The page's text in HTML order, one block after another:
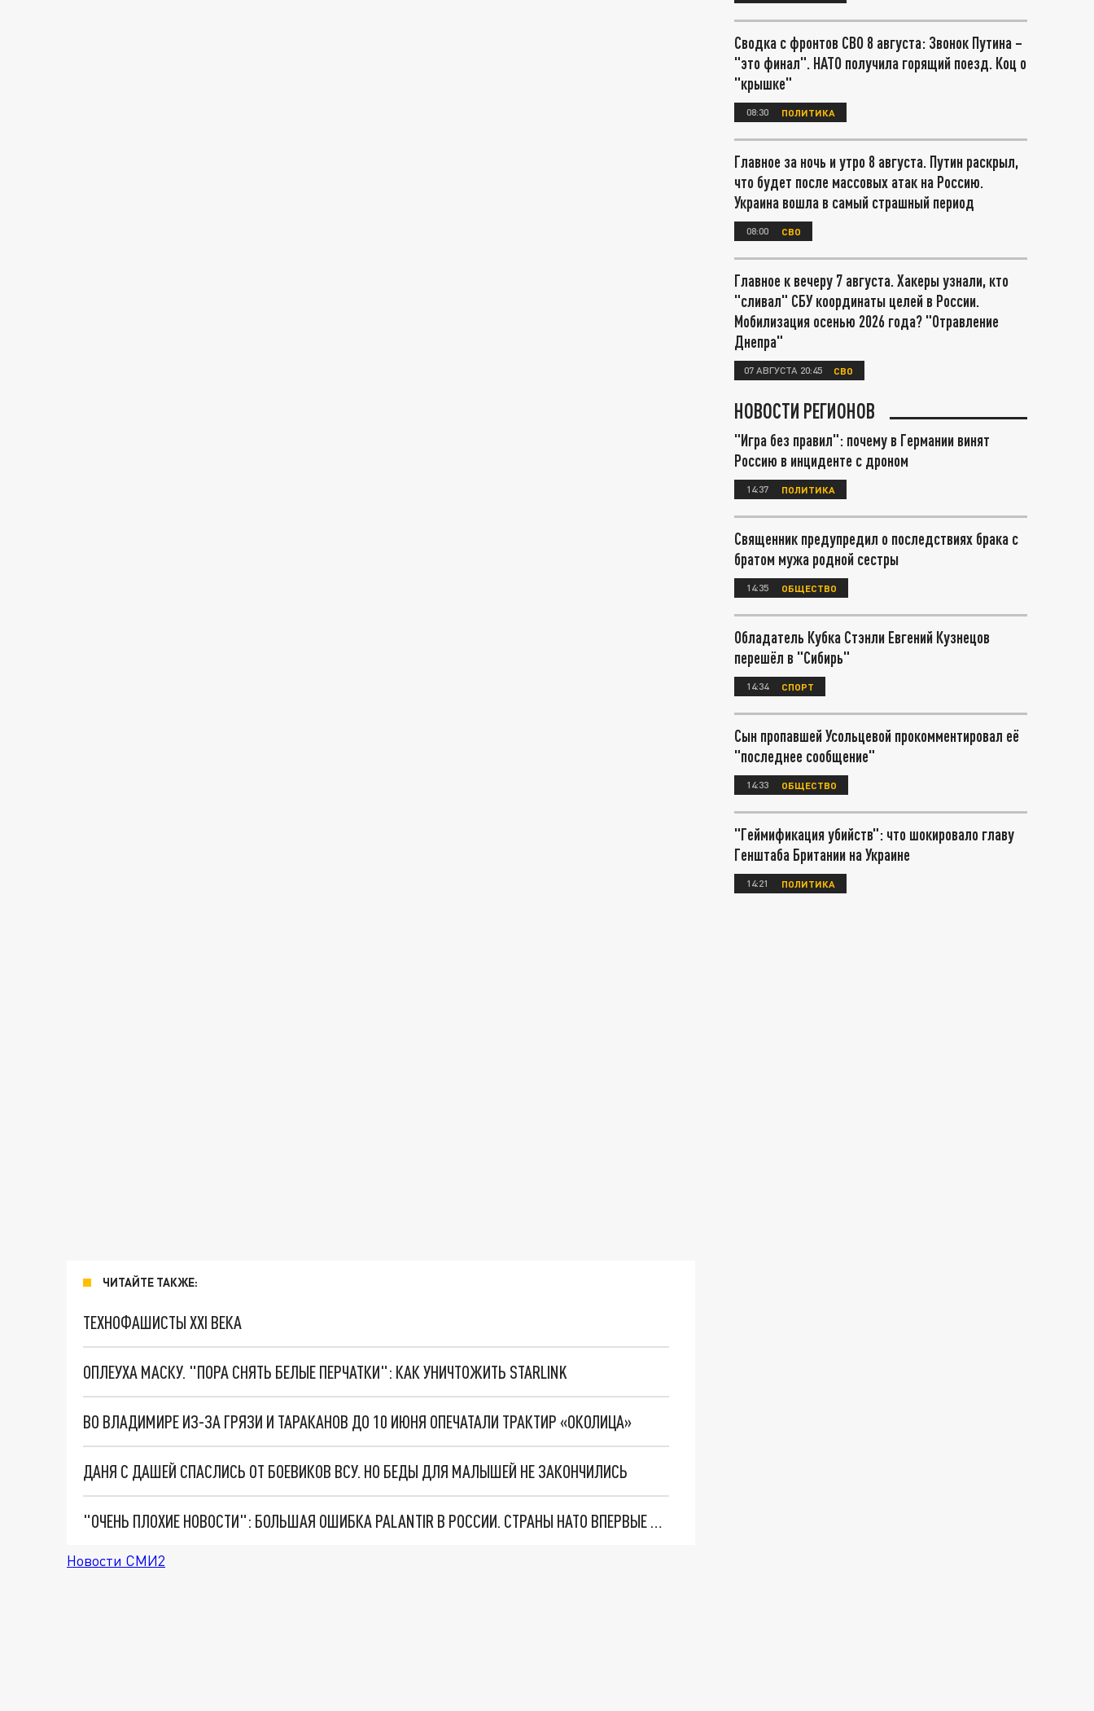
ЧИТАЙТЕ ТАКЖЕ:
ТЕХНОФАШИСТЫ XXI ВЕКА
ОПЛЕУХА МАСКУ. "ПОРА СНЯТЬ БЕЛЫЕ ПЕРЧАТКИ": КАК УНИЧТОЖИТЬ STARLINK
ВО ВЛАДИМИРЕ ИЗ-ЗА ГРЯЗИ И ТАРАКАНОВ ДО 10 ИЮНЯ ОПЕЧАТАЛИ ТРАКТИР «ОКОЛИЦА»
ДАНЯ С ДАШЕЙ СПАСЛИСЬ ОТ БОЕВИКОВ ВСУ. НО БЕДЫ ДЛЯ МАЛЫШЕЙ НЕ ЗАКОНЧИЛИСЬ
"ОЧЕНЬ ПЛОХИЕ НОВОСТИ": БОЛЬШАЯ ОШИБКА PALANTIR В РОССИИ. СТРАНЫ НАТО ВПЕРВЫЕ ЗА СВО ОСТАНОВИЛИ ПОСТАВКИ ОРУЖИЯ. ВСУ ТЕРЯЮТ ПРИГРАНИЧЬЕ?
Новости СМИ2
Сводка с фронтов СВО 8 августа: Звонок Путина –
"это финал". НАТО получила горящий поезд. Коц о
"крышке"
08:30 ПОЛИТИКА
Главное за ночь и утро 8 августа. Путин раскрыл,
что будет после массовых атак на Россию.
Украина вошла в самый страшный период
08:00 СВО
Главное к вечеру 7 августа. Хакеры узнали, кто
"сливал" СБУ координаты целей в России.
Мобилизация осенью 2026 года? "Отравление
Днепра"
07 АВГУСТА 20:45 СВО
НОВОСТИ РЕГИОНОВ
"Игра без правил": почему в Германии винят
Россию в инциденте с дроном
14:37 ПОЛИТИКА
Священник предупредил о последствиях брака с
братом мужа родной сестры
14:35 ОБЩЕСТВО
Обладатель Кубка Стэнли Евгений Кузнецов
перешёл в "Сибирь"
14:34 СПОРТ
Сын пропавшей Усольцевой прокомментировал её
"последнее сообщение"
14:33 ОБЩЕСТВО
"Геймификация убийств": что шокировало главу
Генштаба Британии на Украине
14:21 ПОЛИТИКА